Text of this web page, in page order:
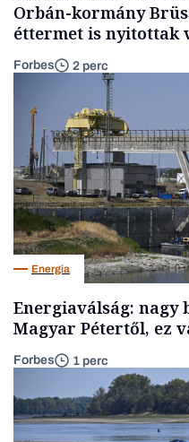
Orbán-kormány
éttermet is nyitottak
Forbes 2 perc
Energia
Energiaválság: nagy
Magyar Pétertől, ez
Forbes 1 perc